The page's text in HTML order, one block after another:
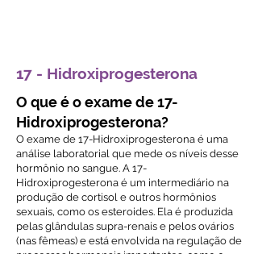
17 - Hidroxiprogesterona
O que é o exame de 17-
Hidroxiprogesterona?
O exame de 17-Hidroxiprogesterona é uma
análise laboratorial que mede os níveis desse
hormônio no sangue. A 17-
Hidroxiprogesterona é um intermediário na
produção de cortisol e outros hormônios
sexuais, como os esteroides. Ela é produzida
pelas glândulas supra-renais e pelos ovários
(nas fêmeas) e está envolvida na regulação de